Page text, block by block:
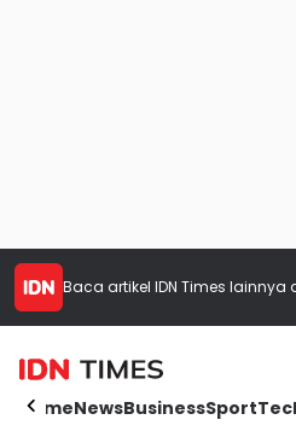
Baca artikel IDN Times lainnya
HomeNewsBusinessSport